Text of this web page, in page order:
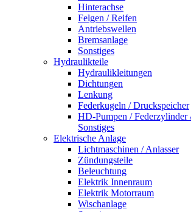
Hinterachse
Felgen / Reifen
Antriebswellen
Bremsanlage
Sonstiges
Hydraulikteile
Hydraulikleitungen
Dichtungen
Lenkung
Federkugeln / Druckspeicher
HD-Pumpen / Federzylinder
Sonstiges
Elektrische Anlage
Lichtmaschinen / Anlasser
Zündungsteile
Beleuchtung
Elektrik Innenraum
Elektrik Motorraum
Wischanlage